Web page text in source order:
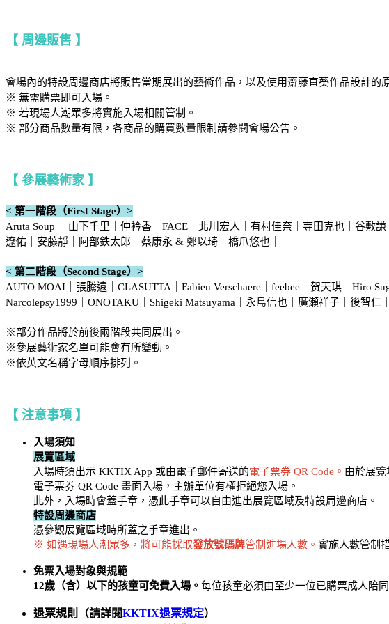
【 周邊販售 】
會場內的特設周邊商店將販售當期展出的藝術作品，以及使用齋藤直葵作品設計的
※ 無需購票即可入場。
※ 若現場人潮眾多將實施入場相關管制。
※ 部分商品數量有限，各商品的購買數量限制請參閱會場公告。
【 參展藝術家 】
< 第一階段（First Stage）>
Aruta Soup ｜山下千里｜仲衿香｜FACE｜北川宏人｜有村佳奈｜寺田克也｜谷敷
遼佑｜安藤靜｜阿部鉄太郎｜蔡康永 & 鄭以琦｜橋爪悠也｜
< 第二階段（Second Stage）>
AUTO MOAI｜張騰遠｜CLASUTTA｜Fabien Verschaere｜feebee｜贺天琪｜Hiro
Narcolepsy1999｜ONOTAKU｜Shigeki Matsuyama｜永島信也｜廣瀬祥子｜後智仁
※部分作品將於前後兩階段共同展出。
※參展藝術家名單可能會有所變動。
※依英文名稱字母順序排列。
【 注意事項 】
入場須知
展覽區域
入場時須出示 KKTIX App 或由電子郵件寄送的電子票券 QR Code。 由於展
電子票券 QR Code 畫面入場，主辦單位有權拒絕您入場。
此外，入場時會蓋手章，憑此手章可以自由進出展覽區域及特設周邊商店。
特設周邊商店
憑參觀展覽區域時所蓋之手章進出。
※ 如遇現場人潮眾多，將可能採取發放號碼牌管制進場人數。 實施人數管制
免票入場對象與規範
12歲（含）以下的孩童可免費入場。 每位孩童必須由至少一位已購票成人陪
退票規則（請詳閱KKTIX退票規定）